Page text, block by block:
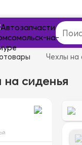
Чехлы на
на сиденья